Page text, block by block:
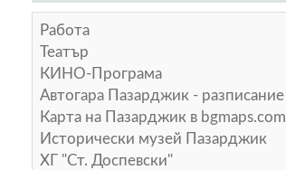
Работа
Театър
КИНО-Програма
Автогара Пазарджик - разписание
Карта на Пазарджик в bgmaps.com
Исторически музей Пазарджик
ХГ "Ст. Доспевски"